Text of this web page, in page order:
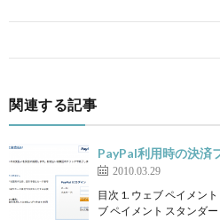
関連する記事
PayPal利用時の決済
2010.03.29
目次 1. ウェブ ペイメン
ブ ペイメント スタンダ